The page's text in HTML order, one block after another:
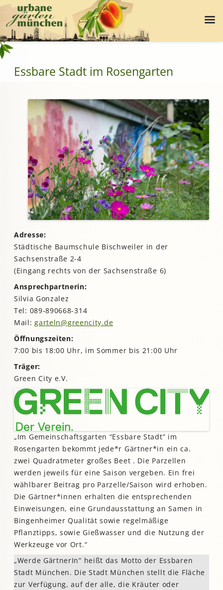
Essbare Stadt im Rosengarten
Adresse:
Städtische Baumschule Bischweiler in der
Sachsenstraße 2-4
(Eingang rechts von der Sachsenstraße 6)
Ansprechpartnerin:
Silvia Gonzalez
Tel: 089-890668-314
Mail:garteln@greencity.de
Öffnungszeiten:
7:00 bis 18:00 Uhr, im Sommer bis 21:00 Uhr
Träger:
Green City e.V.
„Im Gemeinschaftsgarten “Essbare Stadt” im
Rosengarten bekommt jede*r Gärtner*in ein ca.
zwei Quadratmeter großes Beet . Die Parzellen
werden jeweils für eine Saison vergeben. Ein frei
wählbarer Beitrag pro Parzelle/Saison wird erhoben.
Die Gärtner*innen erhalten die entsprechenden
Einweisungen, eine Grundausstattung an Samen in
Bingenheimer Qualität sowie regelmäßige
Pflanztipps, sowie Gießwasser und die Nutzung der
Werkzeuge vor Ort.“
„Werde GärtnerIn” heißt das Motto der Essbaren
Stadt München. Die Stadt München stellt die Fläche
zur Verfügung, auf der alle, die Kräuter oder